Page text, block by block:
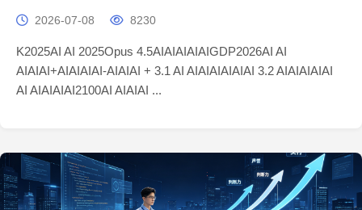
2026-07-08 8230
K2025AI AI 2025Opus 4.5AIAIAIAIAIGDP2026AI AI
AIAIAI+AIAIAIAI-AIAIAI + 3.1 AI AIAIAIAIAIAI 3.2 AIAIAIAIAI
AI AIAIAIAI2100AI AIAIAI ...